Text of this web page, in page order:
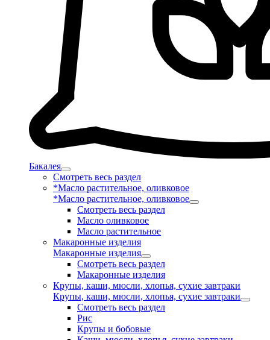
Бакалея
Смотреть весь раздел
*Масло растительное, оливковое
*Масло растительное, оливковое
Смотреть весь раздел
Масло оливковое
Масло растительное
Макаронные изделия
Макаронные изделия
Смотреть весь раздел
Макаронные изделия
Крупы, каши, мюсли, хлопья, сухие завтраки
Крупы, каши, мюсли, хлопья, сухие завтраки
Смотреть весь раздел
Рис
Крупы и бобовые